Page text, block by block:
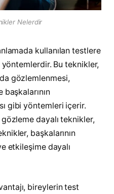
Nelerdir
kullanılan testlere
Bu teknikler,
gözlemlenmesi,
gibi yöntemleri içerir.
gözleme dayalı teknikler,
başkalarının
etkileşime dayalı
bireylerin test